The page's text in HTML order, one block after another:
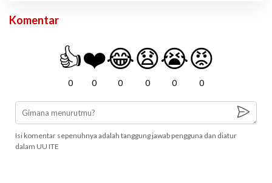
Komentar
👍
0
❤️
0
😂
0
😧
0
😭
0
😡
0
Isi komentar sepenuhnya adalah tanggung jawab pengguna dan diatur
dalam UU ITE